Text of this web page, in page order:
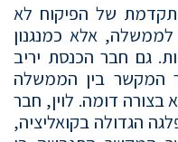
של הפיקוח לא
אלא כמנגנון
גם חבר הכנסת יריב
המקשר בין הממשלה
דומה. לוין, חבר
הגדולה בקואליציה,